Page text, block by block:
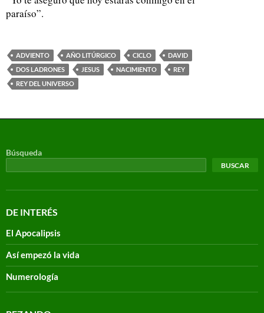
paraíso”.
ADVIENTO AÑO LITÚRGICO CICLO
DAVID
DOS LADRONES
JESUS NACIMIENTO
REY
REY DEL UNIVERSO
Búsqueda
BUSCAR
DE INTERÉS
El Apocalipsis
Así empezó la vida
Numerología